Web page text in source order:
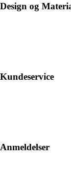
Design og
Kundeservice
Anmeldelser